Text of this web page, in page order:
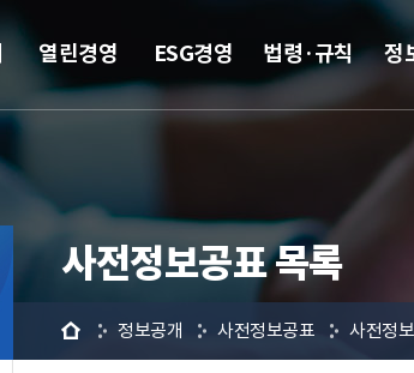
열린경영 ESG경영 법령·규칙 정
사전정보공표 목록
홈 정보공개 사전정보공표 사전정